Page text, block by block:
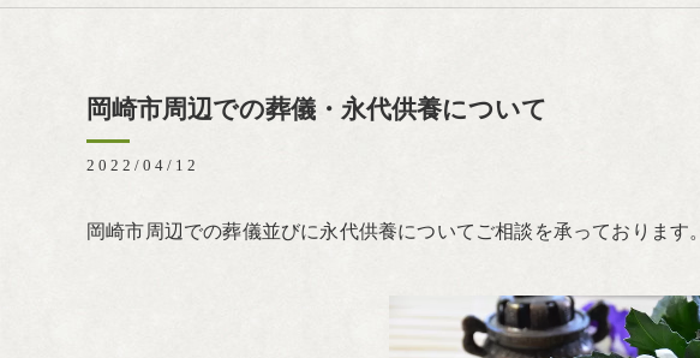
岡崎市周辺での葬儀・永代供養について
2022/04/12
岡崎市周辺での葬儀並びに永代供養についてご相談を承っております。